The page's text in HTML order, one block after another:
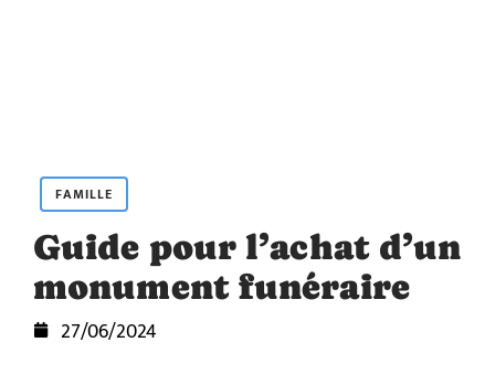
FAMILLE
Guide pour l’achat d’un
monument funéraire
27/06/2024